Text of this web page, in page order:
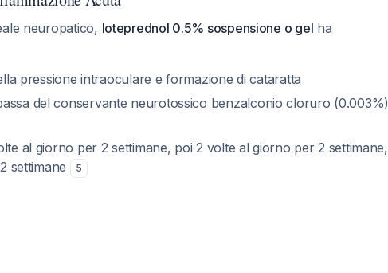
neuropatico, loteprednol 0.5% sospensione o gel ha
pressione intraoculare e formazione di cataratta
del conservante neurotossico benzalconio cloruro (0.003%)
al giorno per 2 settimane, poi 2 volte al giorno per 2 settimane,
settimane
5